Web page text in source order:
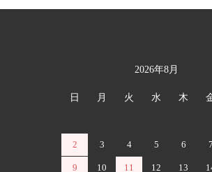
2026年8月
日 月 火 水 木
2 3 4 5 6 7
9 10 11 12 13